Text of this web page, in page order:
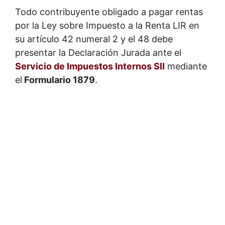
Todo contribuyente obligado a pagar rentas
por la Ley sobre Impuesto a la Renta LIR en
su artículo 42 numeral 2 y el 48 debe
presentar la Declaración Jurada ante el
Servicio de Impuestos Internos SII mediante
el Formulario 1879.